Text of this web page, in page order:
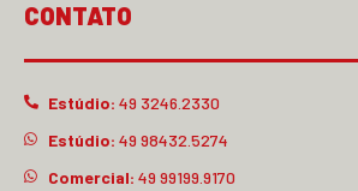
CONTATO
Estúdio: 49 3246.2330
Estúdio: 49 98432.5274
Comercial: 49 99199.9170